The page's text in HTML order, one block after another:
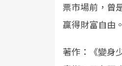
票市場前，曾
贏得財富自由。
著作：《變身